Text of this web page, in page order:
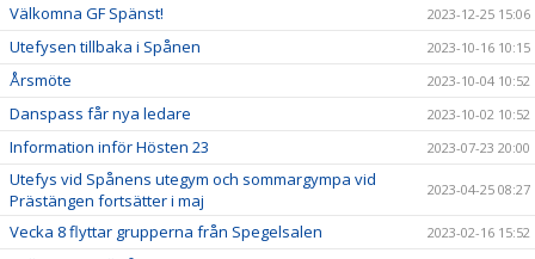
Välkomna GF Spänst! 2023-12-25 15:06
Utefysen tillbaka i Spånen 2023-10-16 10:15
Årsmöte 2023-10-04 10:52
Danspass får nya ledare 2023-10-02 10:52
Information inför Hösten 23 2023-07-23 20:00
Utefys vid Spånens utegym och sommargympa vid
Prästängen fortsätter i maj
2023-04-25 08:27
Vecka 8 flyttar grupperna från Spegelsalen 2023-02-16 15:52